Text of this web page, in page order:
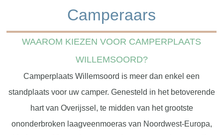
Camperaars
WAAROM KIEZEN VOOR CAMPERPLAATS
WILLEMSOORD?
Camperplaats Willemsoord is meer dan enkel een
standplaats voor uw camper. Genesteld in het betoverende
hart van Overijssel, te midden van het grootste
ononderbroken laagveenmoeras van Noordwest-Europa,